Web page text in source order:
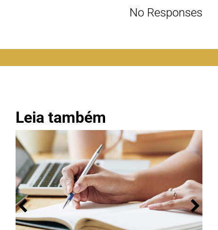
No Responses
Leia também